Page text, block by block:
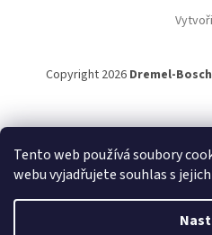
Tento web používá soubory
webu vyjadřujete souhlas s
Copyright 2026 Dremel-Bosch